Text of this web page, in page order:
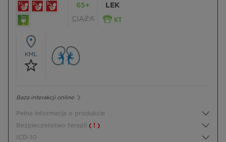
65+
CIĄŻA
LEK
KML
Baza interakcji online
Pełna informacja o produkcie
Bezpieczeństwo terapii ( ! )
ICD-10